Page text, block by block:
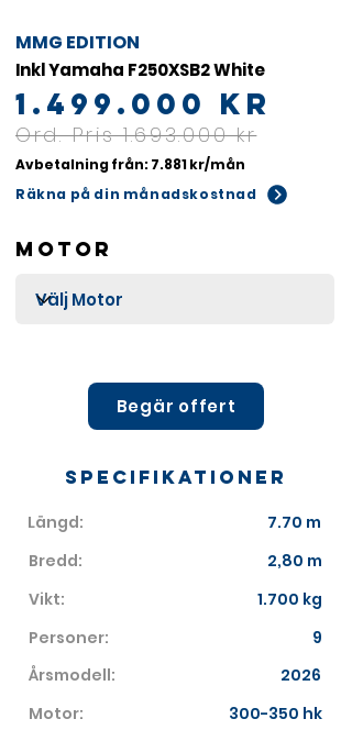
MMG EDITION
Inkl Yamaha F250XSB2 White
1.499.000 kr
Ord. Pris 1.693.000 kr
Avbetalning från: 7.881 kr/mån
Räkna på din månadskostnad
Motor
Begär offert
Specifikationer
Längd:
7.70 m
Bredd:
2,80 m
Vikt:
1.700 kg
Personer:
9
Årsmodell:
2026
Motor:
300-350 hk